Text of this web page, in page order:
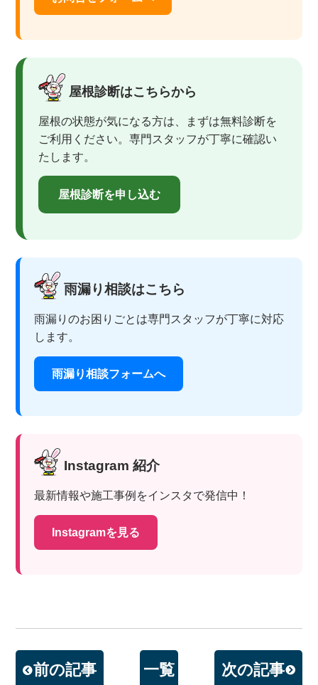
屋根診断はこちらから
屋根の状態が気になる方は、まずは無料診断を
ご利用ください。専門スタッフが丁寧に確認い
たします。
屋根診断を申し込む
雨漏り相談はこちら
雨漏りのお困りごとは専門スタッフが丁寧に対応
します。
雨漏り相談フォームへ
Instagram 紹介
最新情報や施工事例をインスタで発信中！
Instagramを見る
前の記事 一覧 次の記事